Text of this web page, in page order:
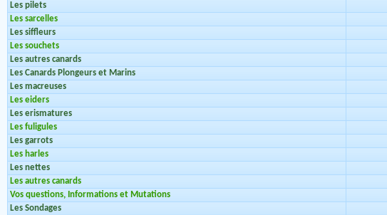
Les pilets
Les sarcelles
Les siffleurs
Les souchets
Les autres canards
Les Canards Plongeurs et Marins
Les macreuses
Les eiders
Les erismatures
Les fuligules
Les garrots
Les harles
Les nettes
Les autres canards
Vos questions, Informations et Mutations
Les Sondages